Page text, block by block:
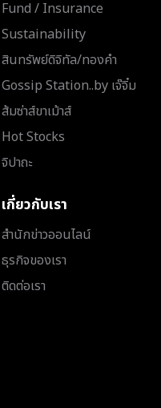
Fund / Insurance
Sustainability
สินทรัพย์ดิจิทัล/ทองคำ
Gossip Station..by เจ๊จิ๋ม
ส้มซ่าส์ขาเม้าส์
Hot Stocks
จิปาถะ
เกี่ยวกับเรา
สำนักข่าวออนไลน์
ธุรกิจของเรา
ติดต่อเรา